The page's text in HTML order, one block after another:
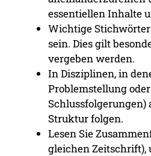
essentiellen Inhalte
Wichtige
sein. Dies gilt
vergeben werden.
In Disziplinen, in
Problemstellung
Schlussfolgerungen)
Struktur folgen.
Lesen Sie
gleichen Zeitschrift),